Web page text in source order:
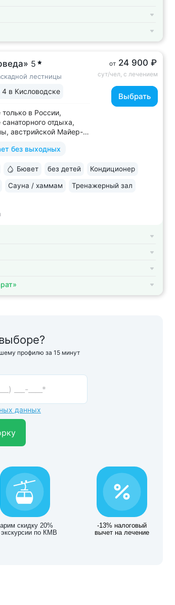
5
лестницы
4 в Кисловодске
в России,
отдыха,
австрийской Майер-
Премия «Вояж»
без выходных
от 24 900 ₽
сут/чел, с лечением
Выбрать
Бювет без детей Кондиционер
Сауна / хаммам Тренажерный зал
профилю за 15 минут
данных
скидку 20%
экскурсии по КМВ
-13% налоговый
вычет на лечение